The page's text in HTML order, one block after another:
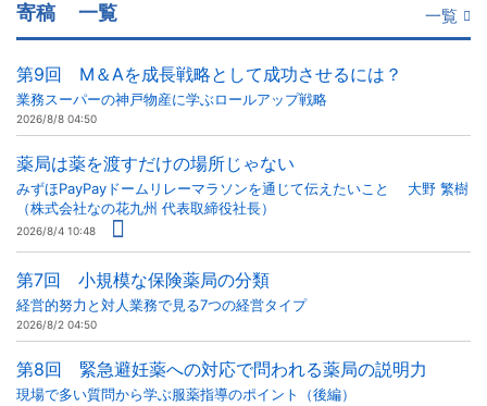
寄稿 一覧 一覧
第9回 M＆Aを成長戦略として成功させるには？
業務スーパーの神戸物産に学ぶロールアップ戦略
2026/8/8 04:50
薬局は薬を渡すだけの場所じゃない
みずほPayPayドームリレーマラソンを通じて伝えたいこと 大野 繁樹
（株式会社なの花九州 代表取締役社長）
2026/8/4 10:48
第7回 小規模な保険薬局の分類
経営的努力と対人業務で見る7つの経営タイプ
2026/8/2 04:50
第8回 緊急避妊薬への対応で問われる薬局の説明力
現場で多い質問から学ぶ服薬指導のポイント（後編）